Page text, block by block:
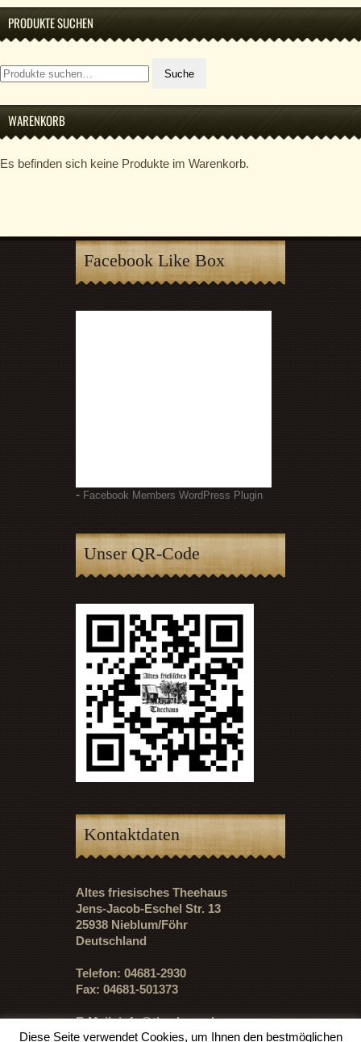
PRODUKTE SUCHEN
Suche
nach:
Suche
WARENKORB
Es befinden sich keine Produkte im Warenkorb.
Facebook Like Box
- Facebook Members WordPress Plugin
Unser QR-Code
Kontaktdaten
Altes friesisches Theehaus
Jens-Jacob-Eschel Str. 13
25938 Nieblum/Föhr
Deutschland
Telefon: 04681-2930
Fax: 04681-501373
E-Mail:info@theehaus.de
Diese Seite verwendet Cookies, um Ihnen den bestmöglichen